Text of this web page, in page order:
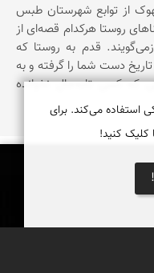
از توابع شهرستان طبس
روستا هرکدام قصه‌ای از
قدم به روستا که
دست شما را گرفته و به
کسی تابه‌حال نخوانده
استفاده می‌کند. برای
کلیک کنید!